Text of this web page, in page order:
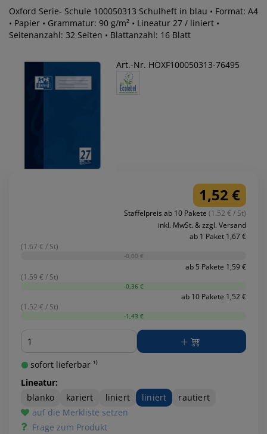
Oxford Serie- Schule 100050313 Schulheft in blau • Format: A4
• Papier • Grammatur: 90 g/m² • Lineatur 27 / liniert •
Seitenanzahl: 32 Seiten • Blattanzahl: 16 Blatt
Art.-Nr. HOXF100050313-76495
1,52 €
Staffelpreis ab 10 Pakete (1.52 € / St)
inkl. MwSt. & zzgl. Versand
ab 1 Paket 1,67 €
(1.67 € / St)
-0,00 €
ab 5 Pakete 1,59 €
(1.59 € / St)
-0,36 €
ab 10 Pakete 1,52 €
(1.52 € / St)
-1,43 €
Menge
sofort lieferbar ¹⁾
Lineatur:
blanko
kariert liniert liniert
rautiert
auf die Merkliste setzen
Frage zum Produkt